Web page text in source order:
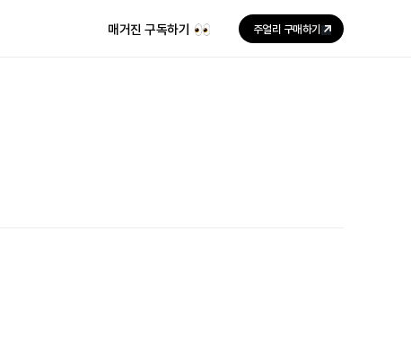
매거진 구독하기 주얼리 구매하기